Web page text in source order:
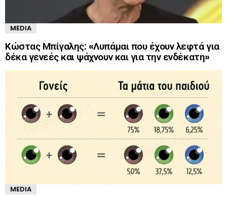
MEDIA
Κώστας Μπίγαλης: «Λυπάμαι που έχουν λεφτά για
δέκα γενεές και ψάχνουν και για την ενδέκατη»
MEDIA